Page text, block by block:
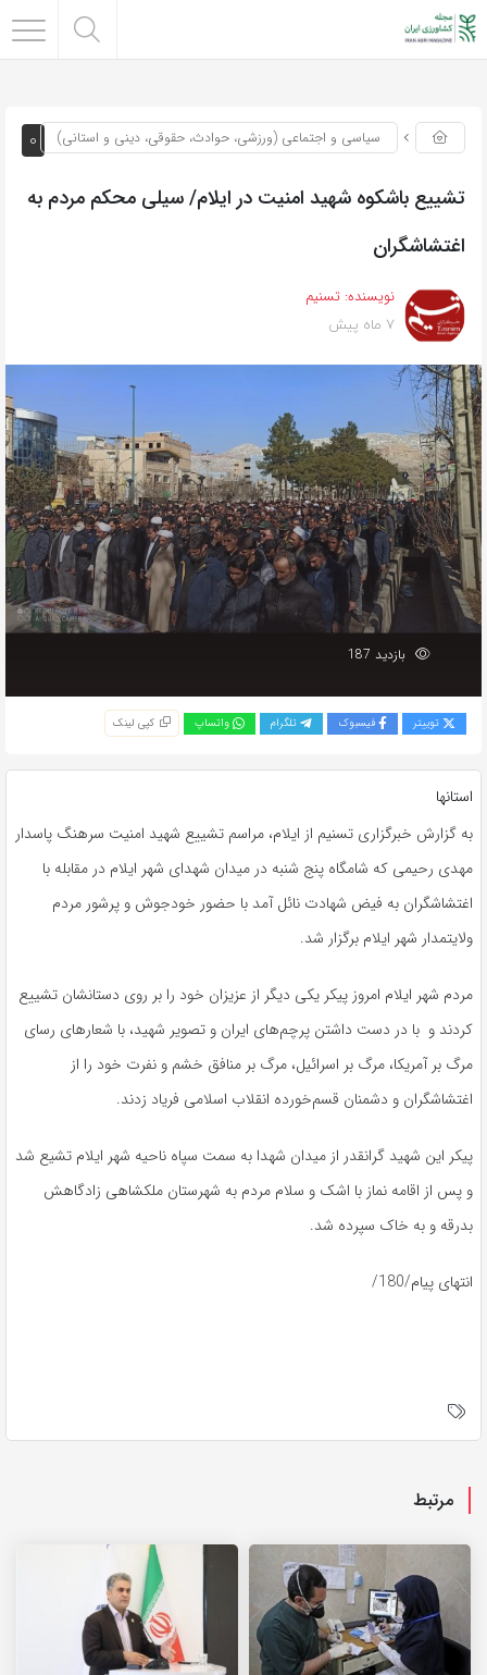
0 سیاسی و اجتماعی (ورزشی، حوادث، حقوقی، دینی و استانی)
تشییع باشکوه شهید امنیت ‌در ایلام/ سیلی محکم مردم به
اغتشاشگران
نویسنده: تسنیم
7 ماه پیش
بازدید 187
توییتر فیسبوک تلگرام واتساپ کپی لینک
استانها
به گزارش خبرگزاری تسنیم از ایلام، مراسم تشییع شهید امنیت سرهنگ پاسدار
مهدی رحیمی که شامگاه پنج شنبه در میدان شهدای شهر ایلام در مقابله با
اغتشاشگران به فیض شهادت نائل آمد با حضور خودجوش و پرشور مردم
ولایتمدار شهر ایلام برگزار شد.
مردم شهر ایلام امروز پیکر یکی دیگر از عزیزان خود را بر روی دستانشان تشییع
کردند و با در دست داشتن پرچم‌های ایران و تصویر شهید، با شعارهای رسای
مرگ بر آمریکا، مرگ بر اسرائیل، مرگ بر منافق خشم و نفرت خود را از
اغتشاشگران و دشمنان قسم‌خورده انقلاب اسلامی فریاد زدند.
پیکر این شهید گرانقدر از میدان شهدا به سمت سپاه ناحیه شهر ایلام تشیع شد
و پس از اقامه نماز با اشک و سلام مردم به شهرستان ملکشاهی زادگاهش
بدرقه و به خاک سپرده شد.
انتهای پیام/180/
مرتبط